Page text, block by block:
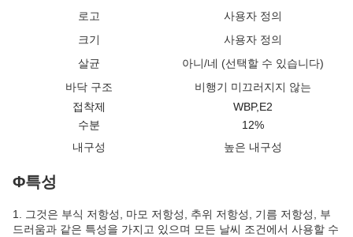
로고
사용자 정의
크기
사용자 정의
살균
아니/네 (선택할 수 있습니다)
바닥 구조
비행기 미끄러지지 않는
접착제
WBP,E2
수분
12%
내구성
높은 내구성
Φ특성
1. 그것은 부식 저항성, 마모 저항성, 추위 저항성, 기름 저항성, 부
드러움과 같은 특성을 가지고 있으며 모든 날씨 조건에서 사용할 수